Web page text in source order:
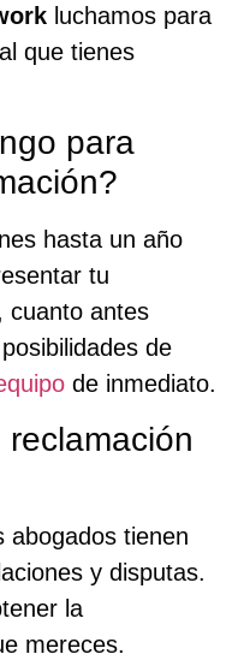
luchamos para
que tienes
para
hasta un año
tu
cuanto antes
de
de inmediato.
abogados tienen
y disputas.
la
mereces.